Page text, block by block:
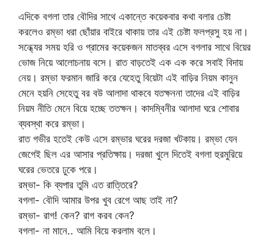
এদিকে বগলা তার বৌদির সাথে একান্তে কয়েকবার কথা বলার চেষ্টা
করলেও রম্ভা ধরা ছোঁয়ার বাইরে থাকায় তার এই চেষ্টা ফলপ্রসু হয় না।
সন্ধ্যের সময় হরি ও গ্রামের কয়েকজন মাতব্বর এসে বগলার সাথে বিয়ের
ভোজ নিয়ে আলোচনায় বসে। রাত বাড়তেই এক এক করে সবাই বিদায়
নেয়। রম্ভা ফরমান জারি করে যেহেতু বিয়েটা এই বাড়ির নিয়ম কানুন
মেনে হয়নি সেহেতু বর বউ আলাদা থাকবে যতক্ষননা তাদের এই বাড়ির
নিয়ম নীতি মেনে বিয়ে হচ্ছে ততক্ষন। কাদম্বিনীর আলাদা ঘরে শোবার
ব্যবস্থা করে রম্ভা।
রাত গভীর হতেই কেউ এসে রম্ভার ঘরের দরজা খটকায়। রম্ভা যেন
জেগেই ছিল এর আসার প্রতিক্ষায়। দরজা খুলে দিতেই বগলা হুরমুরিয়ে
ঘরের ভেতরে ঢুকে পরে।
রম্ভা- কি ব্যপার তুমি এত রাত্তিরে?
বগলা- বৌদি আমার উপর খুব রেগে আছ তাই না?
রম্ভা- রাগ! কেন? রাগ করব কেন?
বগলা- না মানে.. আমি বিয়ে করলাম বলে।